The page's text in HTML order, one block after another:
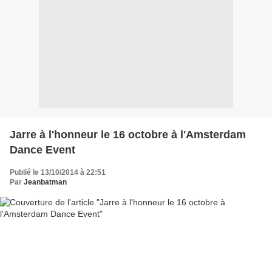
Jarre à l'honneur le 16 octobre à l'Amsterdam
Dance Event
Publié le 13/10/2014 à 22:51
Par Jeanbatman